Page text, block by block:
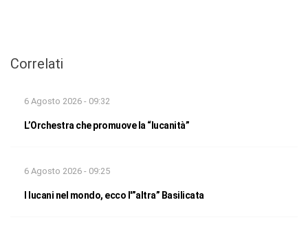
Correlati
6 Agosto 2026 - 09:32
L’Orchestra che promuove la “lucanità”
6 Agosto 2026 - 09:25
I lucani nel mondo, ecco l'”altra” Basilicata